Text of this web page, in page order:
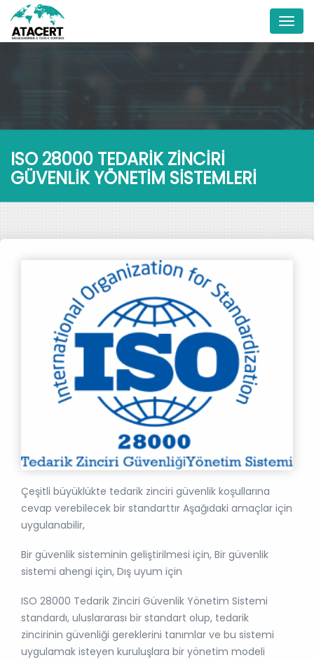
Menu
ISO 28000 TEDARİK ZİNCİRİ
GÜVENLİK YÖNETİM SİSTEMLERİ
Çeşitli büyüklükte tedarik zinciri güvenlik koşullarına
cevap verebilecek bir standarttır Aşağıdaki amaçlar için
uygulanabilir,
Bir güvenlik sisteminin geliştirilmesi için, Bir güvenlik
sistemi ahengi için, Dış uyum için
ISO 28000 Tedarik Zinciri Güvenlik Yönetim Sistemi
standardı, uluslararası bir standart olup, tedarik
zincirinin güvenliği gereklerini tanımlar ve bu sistemi
uygulamak isteyen kuruluşlara bir yönetim modeli